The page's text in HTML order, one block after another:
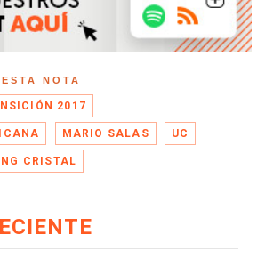
NOTA
2017
MARIO SALAS UC
CRISTAL